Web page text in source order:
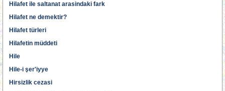
Hilafet ile saltanat arasindaki fark
Hilafet ne demektir?
Hilafet türleri
Hilafetin müddeti
Hile
Hile-i şer'iyye
Hirsizlik cezasi